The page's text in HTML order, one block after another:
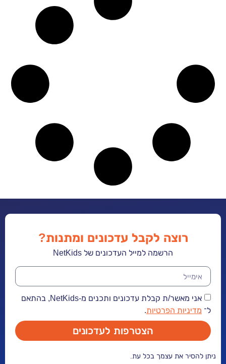
רוצה לקבל עדכונים ומתנות?
הרשמה למייל העדכונים של NetKids
אני מאשר/ת קבלת עדכונים ותכנים מ-NetKids, בהתאם
ל־ מדיניות הפרטיות.
הצטרפות לעדכונים
ניתן להסיר את עצמך בכל עת.